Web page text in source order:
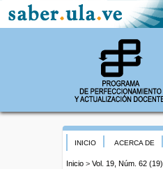
INICIO ACERCA DE
Inicio > Vol. 19, Núm. 62 (19)